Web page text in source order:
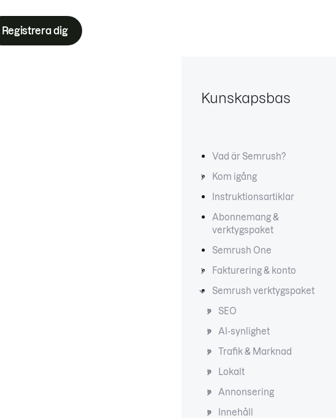
Registrera dig
Kunskapsbas
Vad är Semrush?
Kom igång
Instruktionsartiklar
Abonnemang &
verktygspaket
Semrush One
Fakturering & konto
Semrush verktygspaket
SEO
AI-synlighet
Trafik & Marknad
Lokalt
Annonsering
Innehåll